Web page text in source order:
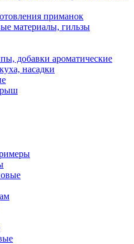
приманок
материалы, гильзы
добавки ароматические
насадки